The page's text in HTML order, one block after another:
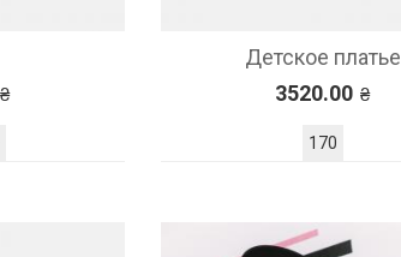
Детское платье
3520.00
170